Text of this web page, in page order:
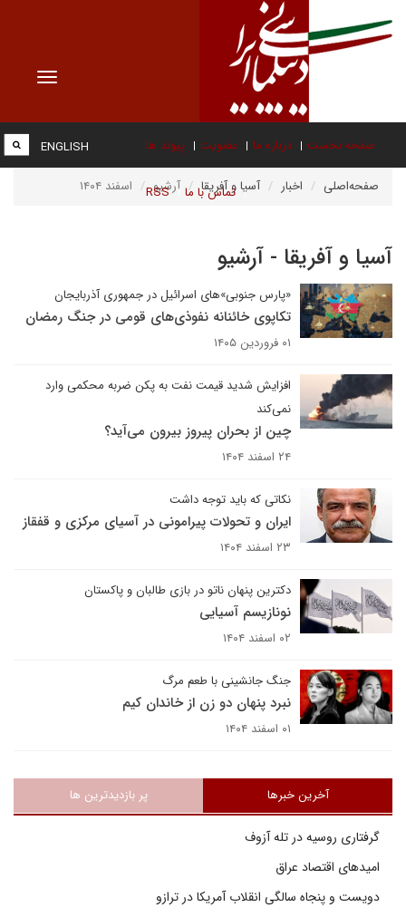
Toggle
صفحه نخست درباره ما عضویت پیوند ها
تماس با ما RSS
ENGLISH
صفحه‌اصلی اخبار آسیا و آفریقا آرشیو اسفند ۱۴۰۴
آسیا و آفریقا - آرشیو
«پارس جنوبی»های اسرائیل در جمهوری آذربایجان
تکاپوی خائنانه نفوذی‌های قومی در جنگ رمضان
۰۱ فروردین ۱۴۰۵
افزایش شدید قیمت نفت به پکن ضربه محکمی وارد
نمی‌کند
چین از بحران پیروز بیرون می‌آید؟
۲۴ اسفند ۱۴۰۴
نکاتی که باید توجه داشت
ایران و تحولات پیرامونی در آسیای مرکزی و قفقاز
۲۳ اسفند ۱۴۰۴
دکترین پنهان ناتو در بازی طالبان و پاکستان
نو‌نازیسم آسیایی
۰۲ اسفند ۱۴۰۴
جنگ جانشینی با طعم مرگ
نبرد پنهان دو زن از خاندان کیم
۰۱ اسفند ۱۴۰۴
آخرین خبرها پر بازدیدترین ها
گرفتاری روسیه در تله آزوف
امیدهای اقتصاد عراق
دویست و پنجاه سالگی انقلاب آمریکا در ترازو